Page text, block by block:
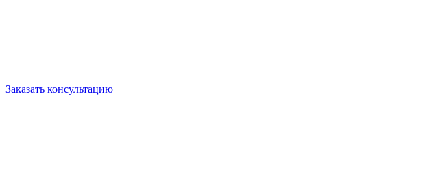
Заказать консультацию